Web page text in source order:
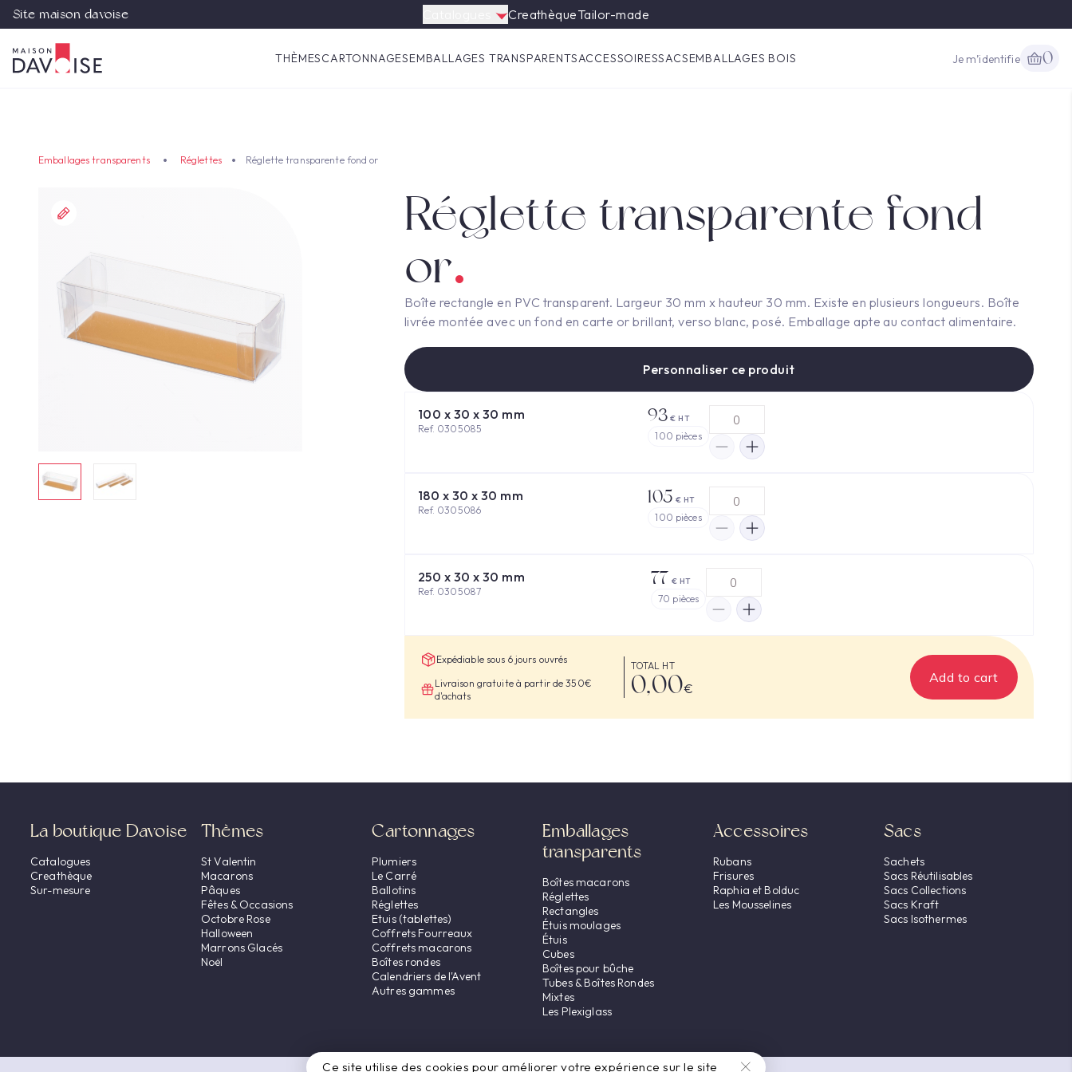
Ce site utilise des cookies pour améliorer votre expérience sur le site
Site maison davoise CreathèqueTailor-made
THÈMESCARTONNAGESEMBALLAGES TRANSPARENTSACCESSOIRESSACSEMBALLAGES BOIS Je m’identifie 0
Emballages transparents Réglettes Réglette transparente fond or
Réglette transparente fond
or
Boîte rectangle en PVC transparent. Largeur 30 mm x hauteur 30 mm. Existe en plusieurs longueurs. Boîte
livrée montée avec un fond en carte or brillant, verso blanc, posé. Emballage apte au contact alimentaire.
Personnaliser ce produit
100 x 30 x 30 mm
Ref. 0305085
93 € HT
100 pièces
180 x 30 x 30 mm
Ref. 0305086
105 € HT
100 pièces
250 x 30 x 30 mm
Ref. 0305087
77 € HT
70 pièces
Expédiable sous 6 jours ouvrés
Livraison gratuite à partir de 350€
d'achats
TOTAL HT
0,00€
Add to cart
La boutique Davoise
Catalogues
Creathèque
Sur-mesure
Thèmes
St Valentin
Macarons
Pâques
Fêtes & Occasions
Octobre Rose
Halloween
Marrons Glacés
Noël
Cartonnages
Plumiers
Le Carré
Ballotins
Réglettes
Etuis (tablettes)
Coffrets Fourreaux
Coffrets macarons
Boîtes rondes
Calendriers de l'Avent
Autres gammes
Emballages
transparents
Boîtes macarons
Réglettes
Rectangles
Étuis moulages
Étuis
Cubes
Boîtes pour bûche
Tubes & Boîtes Rondes
Mixtes
Les Plexiglass
Accessoires
Rubans
Frisures
Raphia et Bolduc
Les Mousselines
Sacs
Sachets
Sacs Réutilisables
Sacs Collections
Sacs Kraft
Sacs Isothermes